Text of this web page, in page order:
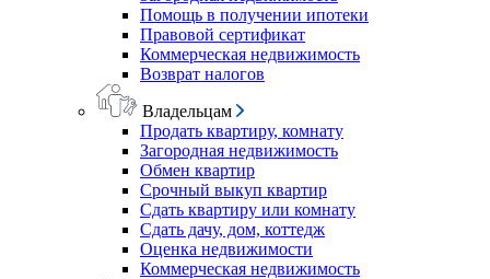
Помощь в получении ипотеки
Правовой сертификат
Коммерческая недвижимость
Возврат налогов
Владельцам
Продать квартиру, комнату
Загородная недвижимость
Обмен квартир
Срочный выкуп квартир
Сдать квартиру или комнату
Сдать дачу, дом, коттедж
Оценка недвижимости
Коммерческая недвижимость